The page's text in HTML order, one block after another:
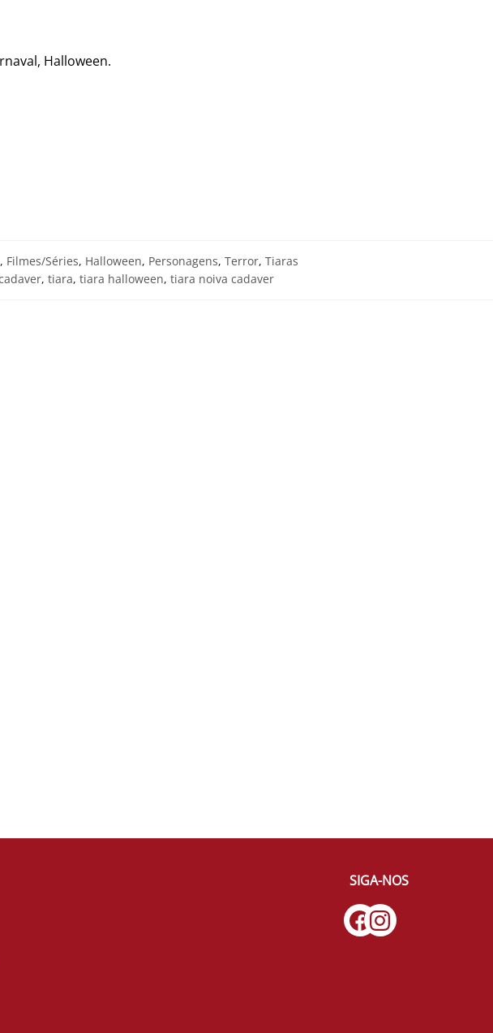
Halloween.
, Filmes/Séries, Halloween, Personagens, Terror, Tiaras
, tiara, tiara halloween, tiara noiva cadaver
SIGA-NOS